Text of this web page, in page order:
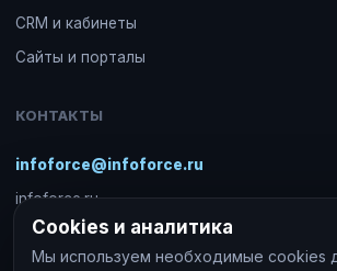
CRM и кабинеты
Сайты и порталы
КОНТАКТЫ
infoforce@infoforce.ru
infoforce.ru
Проекты под ключ и сопровождение
ООО «Инфофорс»
Cookies и аналитика
Мы используем необходимые cookies